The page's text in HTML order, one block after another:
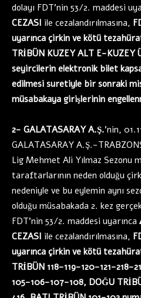
dolayı FDT’nin 53/2. maddesi
CEZASI ile cezalandırılmasına,
uyarınca çirkin ve kötü
TRİBÜN KUZEY ALT E-KUZEY
seyircilerin elektronik bilet
edilmesi suretiyle bir sonraki
müsabakaya girişlerinin
2- GALATASARAY A.Ş.’nin,
GALATASARAY A.Ş.-
Lig Mehmet Ali Yılmaz Sezonu
taraftarlarının neden olduğu
nedeniyle ve bu eylemin aynı
olduğu müsabakada 2. kez
FDT’nin 53/2. maddesi uyarınca
CEZASI ile cezalandırılmasına,
uyarınca çirkin ve kötü
TRİBÜN 118-119-120-121-218-
105-106-107-108, DOĞU